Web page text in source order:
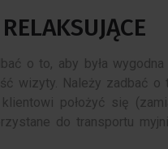
o to, aby była
wizyty. Należy zadbać o
położyć się
do transportu